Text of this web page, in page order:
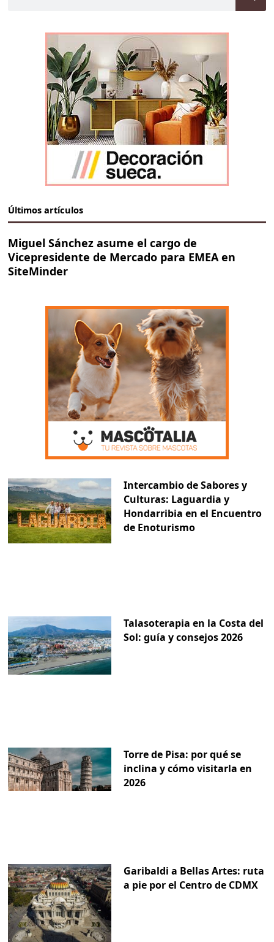
Últimos artículos
Miguel Sánchez asume el cargo de
Vicepresidente de Mercado para EMEA en
SiteMinder
Intercambio de Sabores y
Culturas: Laguardia y
Hondarribia en el Encuentro
de Enoturismo
Talasoterapia en la Costa del
Sol: guía y consejos 2026
Torre de Pisa: por qué se
inclina y cómo visitarla en
2026
Garibaldi a Bellas Artes: ruta
a pie por el Centro de CDMX